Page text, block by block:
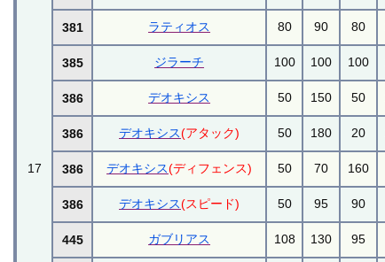
17
381 ラティオス 80 90 80
385 ジラーチ 100 100 100
386 デオキシス 50 150 50
386 デオキシス(アタック) 50 180 20
386 デオキシス(ディフェンス) 50 70 160
386 デオキシス(スピード) 50 95 90
445 ガブリアス 108 130 95